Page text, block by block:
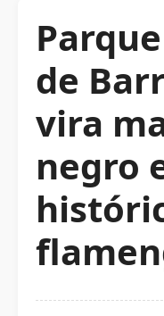
de
vira
negro